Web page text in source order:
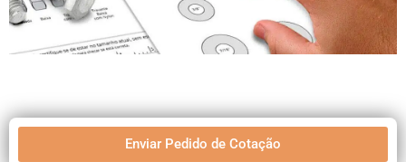
Enviar Pedido de Cotação